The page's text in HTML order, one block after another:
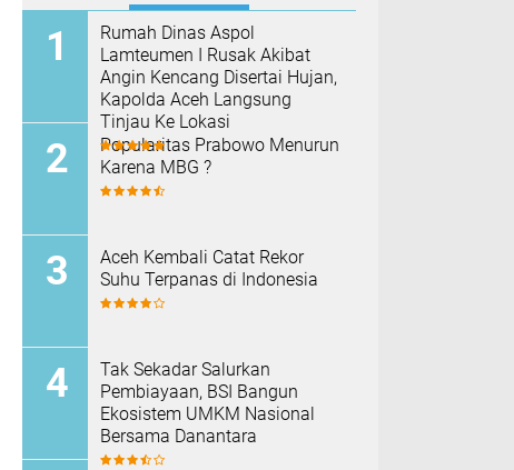
Rumah Dinas Aspol
Lamteumen I Rusak Akibat
Angin Kencang Disertai Hujan,
Kapolda Aceh Langsung
Tinjau Ke Lokasi
Popularitas Prabowo Menurun
Karena MBG ?
Aceh Kembali Catat Rekor
Suhu Terpanas di Indonesia
Tak Sekadar Salurkan
Pembiayaan, BSI Bangun
Ekosistem UMKM Nasional
Bersama Danantara